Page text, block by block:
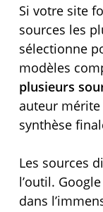
Si votre site
sources les
sélectionne
modèles
plusieurs
auteur
synthèse
Les sources
l’outil.
dans